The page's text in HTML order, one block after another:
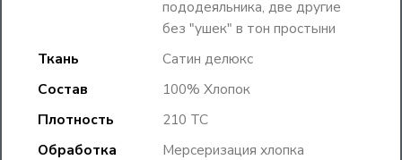
пододеяльника, две другие
без "ушек" в тон простыни
Ткань
Сатин делюкс
Состав
100% Хлопок
Плотность
210 TC
Обработка
Мерсеризация хлопка